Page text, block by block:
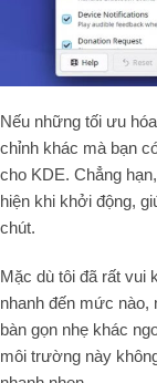
Nếu những tối ưu
chỉnh khác mà bạn
cho KDE. Chẳng
hiện khi khởi động,
chút.
Mặc dù tôi đã rất vui
nhanh đến mức
bàn gọn nhẹ khác
môi trường này